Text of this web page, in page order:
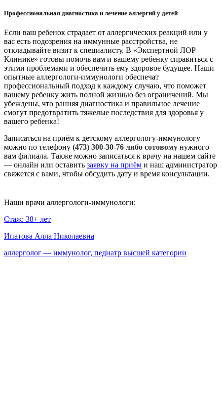
Профессиональная диагностика и лечение аллергий у детей
Если ваш ребенок страдает от аллергических реакций или у
вас есть подозрения на иммунные расстройства, не
откладывайте визит к специалисту. В «Экспертной ЛОР
Клинике» готовы помочь вам и вашему ребенку справиться с
этими проблемами и обеспечить ему здоровое будущее. Наши
опытные аллергологи-иммунологи обеспечат
профессиональный подход к каждому случаю, что поможет
вашему ребенку жить полной жизнью без ограничений. Мы
убеждены, что ранняя диагностика и правильное лечение
смогут предотвратить тяжелые последствия для здоровья у
вашего ребенка!
Записаться на приём к детскому аллергологу-иммунологу
можно по телефону (473) 300-30-76 либо сотовому нужного
вам филиала. Также можно записаться к врачу на нашем сайте
— онлайн или оставить заявку на приём и наш администратор
свяжется с вами, чтобы обсудить дату и время консультации.
Наши врачи аллергологи-иммунологи:
Стаж: 38+ лет
Ипатова Алла Николаевна
аллерголог — иммунолог, педиатр высшей категории